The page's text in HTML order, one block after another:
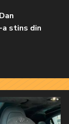
stins din